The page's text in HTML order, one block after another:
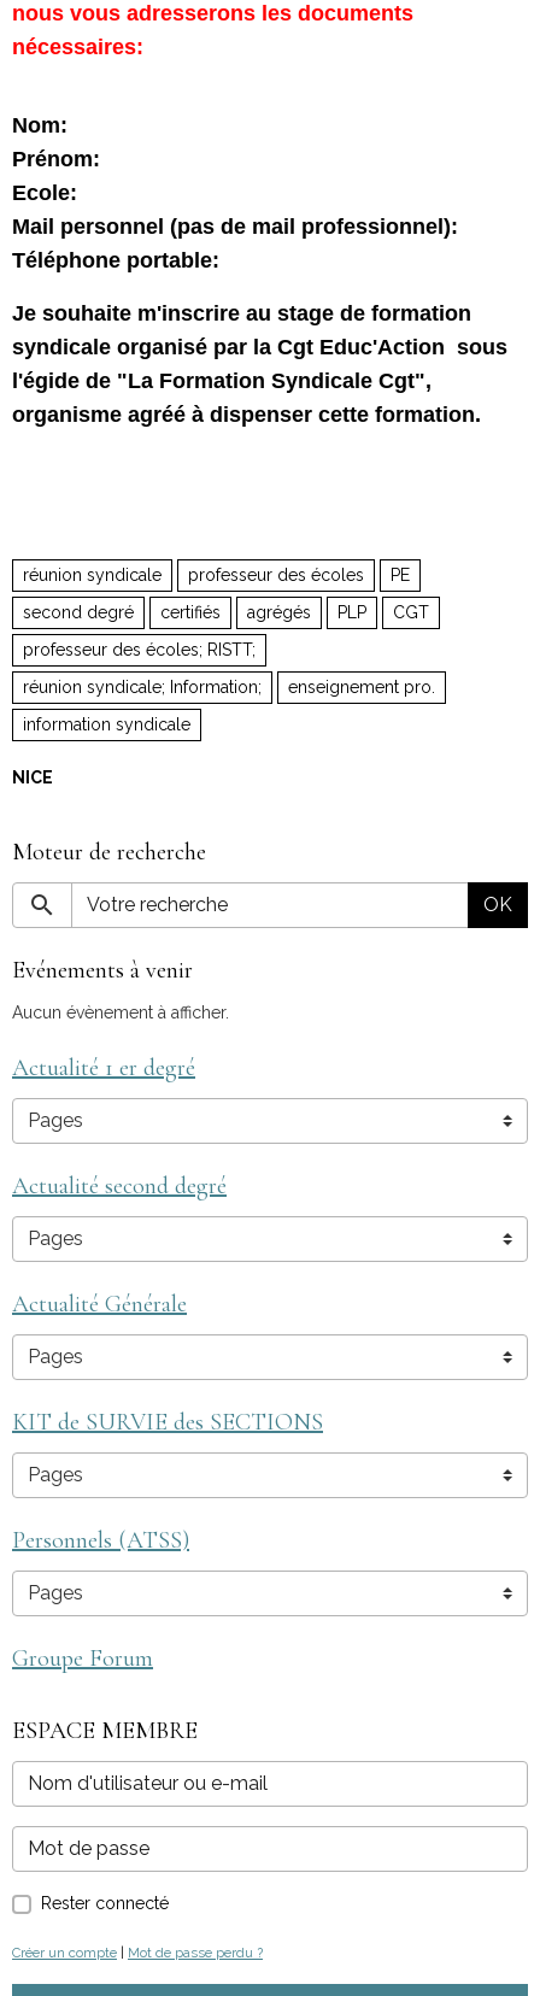
nous vous adresserons les documents
nécessaires:
Nom:
Prénom:
Ecole:
Mail personnel (pas de mail professionnel):
Téléphone portable:
Je souhaite m'inscrire au stage de formation
syndicale organisé par la Cgt Educ'Action sous
l'égide de "La Formation Syndicale Cgt",
organisme agréé à dispenser cette formation.
réunion syndicale professeur des écoles
PE
second degré
certifiés agrégés PLP
CGT
professeur des écoles; RISTT;
réunion syndicale; Information;
enseignement pro.
information syndicale
NICE
Moteur de recherche
OK
Evénements à venir
Aucun évènement à afficher.
Actualité 1 er degré
Actualité second degré
Actualité Générale
KIT de SURVIE des SECTIONS
Personnels (ATSS)
Groupe Forum
ESPACE MEMBRE
Rester connecté
Créer un compte Mot de passe perdu ?